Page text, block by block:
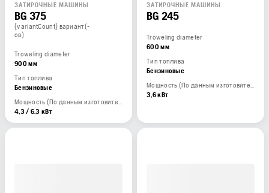
ЗАТИРОЧНЫЕ МАШИНЫ
BG 375
{variantCount} вариант(-
ов)
Troweling diameter
900 мм
Тип топлива
Бензиновые
Мощность (По данным изготовителя двигателя)
4,3 / 6,3 кВт
ЗАТИРОЧНЫЕ МАШИНЫ
BG 245
Troweling diameter
600 мм
Тип топлива
Бензиновые
Мощность (По данным изготовителя двигателя)
3,6 кВт